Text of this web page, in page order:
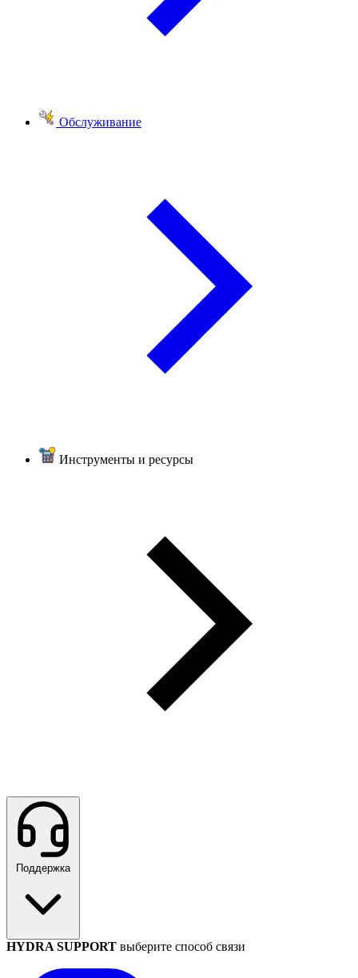
Обслуживание
Инструменты и ресурсы
Поддержка
HYDRA SUPPORT выберите способ связи